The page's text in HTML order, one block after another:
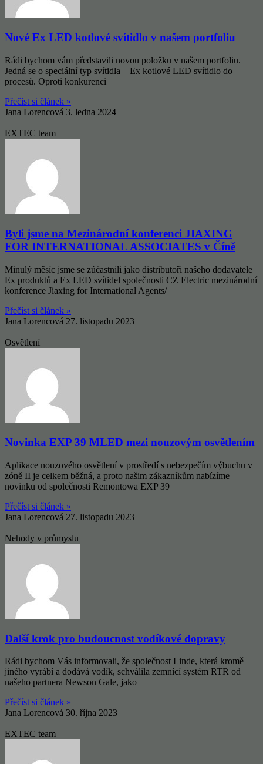
Nové Ex LED kotlové svítidlo v našem portfoliu
Rádi bychom vám představili novou položku v našem portfoliu.
Jedná se o speciální typ svítidla – Ex kotlové LED svítidlo do
procesů. Oproti konkurenci
Přečíst si článek »
Jana Lorencová 3. ledna 2024
EXTEC team
Byli jsme na Mezinárodní konferenci JIAXING
FOR INTERNATIONAL ASSOCIATES v Číně
Minulý měsíc jsme se zúčastnili jako distributoři našeho dodavatele
Ex produktů a Ex LED svítidel společnosti CZ Electric mezinárodní
konference Jiaxing for International Agents/
Přečíst si článek »
Jana Lorencová 27. listopadu 2023
Osvětlení
Novinka EXP 39 MLED mezi nouzovým osvětlením
Aplikace nouzového osvětlení v prostředí s nebezpečím výbuchu v
zóně II je celkem běžná, a proto našim zákazníkům nabízíme
novinku od společnosti Remontowa EXP 39
Přečíst si článek »
Jana Lorencová 27. listopadu 2023
Nehody v průmyslu
Další krok pro budoucnost vodíkové dopravy
Rádi bychom Vás informovali, že společnost Linde, která kromě
jiného vyrábí a dodává vodík, schválila zemnící systém RTR od
našeho partnera Newson Gale, jako
Přečíst si článek »
Jana Lorencová 30. října 2023
EXTEC team